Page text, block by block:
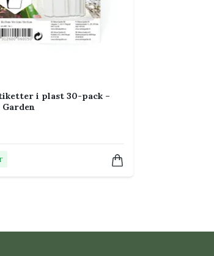
i plast 30-pack –
Garden